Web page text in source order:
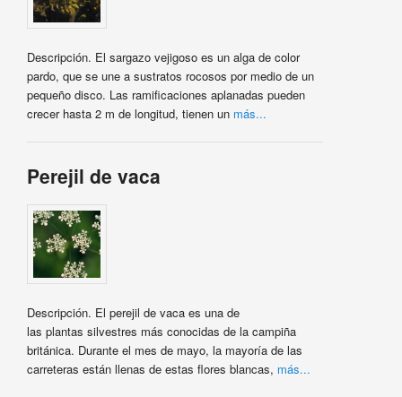
Descripción. El sargazo vejigoso es un alga de color
pardo, que se une a sustratos rocosos por medio de un
pequeño disco. Las ramificaciones aplanadas pueden
crecer hasta 2 m de longitud, tienen un más...
Perejil de vaca
Descripción. El perejil de vaca es una de
las plantas silvestres más conocidas de la campiña
británica. Durante el mes de mayo, la mayoría de las
carreteras están llenas de estas flores blancas, más...